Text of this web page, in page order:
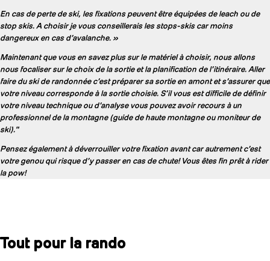
En cas de perte de ski, les fixations peuvent être équipées de leach ou de
stop skis. A choisir je vous conseillerais les stops-skis car moins
dangereux en cas d’avalanche. »
Maintenant que vous en savez plus sur le matériel à choisir, nous allons
nous focaliser sur le choix de la sortie et la planification de l’itinéraire. Aller
faire du ski de randonnée c’est préparer sa sortie en amont et s’assurer que
votre niveau corresponde à la sortie choisie. S’il vous est difficile de définir
votre niveau technique ou d’analyse vous pouvez avoir recours à un
professionnel de la montagne (guide de haute montagne ou moniteur de
ski)."
Pensez également à déverrouiller votre fixation avant car autrement c’est
votre genou qui risque d’y passer en cas de chute! Vous êtes fin prêt à rider
la pow!
Tout pour la rando